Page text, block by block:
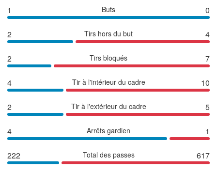
1 Buts 0
2 Tirs hors du but 4
2 Tirs bloqués 7
4 Tir à l'intérieur du cadre 10
2 Tir à l'extérieur du cadre 5
4 Arrêts gardien 1
222 Total des passes 617